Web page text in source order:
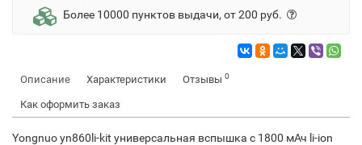
Более 10000 пунктов выдачи, от 200 руб.
Описание Характеристики Отзывы 0
Как оформить заказ
Yongnuo yn860li-kit универсальная вспышка с 1800 мАч li-ion